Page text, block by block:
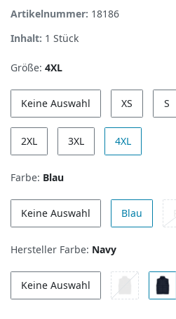
Artikelnummer: 18186
Inhalt: 1 Stück
Größe: 4XL
Keine Auswahl XS S
2XL 3XL 4XL
Farbe: Blau
Keine Auswahl Blau
Hersteller Farbe: Navy
Keine Auswahl